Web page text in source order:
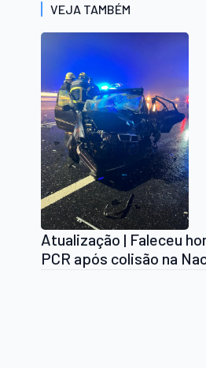
VEJA TAMBÉM
Atualização | Faleceu
PCR após colisão na